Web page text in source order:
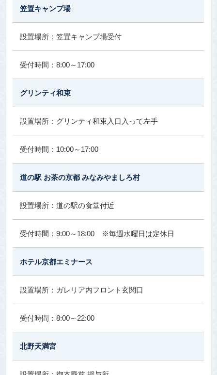
笠置キャンプ場
笠置キャンプ場受付
8:00～17:00
グリンティ和束
グリンティ和束入口入って左手
10:00～17:00
道の駅 お茶の京都 みなみやましろ村
道の駅の食堂付近
9:00～18:00 ※毎週水曜日は定休日
ホテル京都エミナース
ガレリア内フロント玄関口
8:00～22:00
北野天満宮